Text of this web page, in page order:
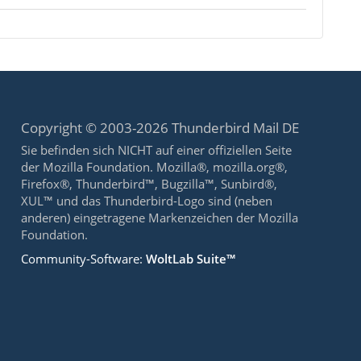
Copyright © 2003-2026 Thunderbird Mail DE
Sie befinden sich NICHT auf einer offiziellen Seite
der Mozilla Foundation. Mozilla®, mozilla.org®,
Firefox®, Thunderbird™, Bugzilla™, Sunbird®,
XUL™ und das Thunderbird-Logo sind (neben
anderen) eingetragene Markenzeichen der Mozilla
Foundation.
Community-Software:WoltLab Suite™